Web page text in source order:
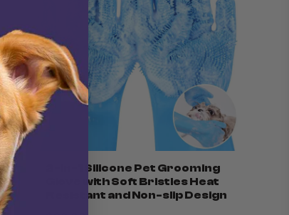
2-in-1 Silicone Pet Grooming
Glove with Soft Bristles Heat
Resistant and Non-slip Design